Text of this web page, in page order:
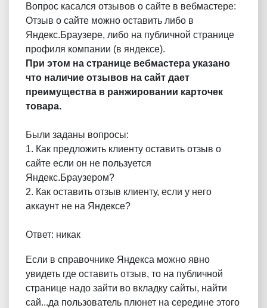
Вопрос касался отзывов о сайте в вебмастере:
Отзыв о сайте можно оставить либо в
Яндекс.Браузере, либо на публичной странице
профиля компании (в яндексе).
При этом на странице вебмастера указано
что наличие отзывов на сайт дает
преимущества в ранжировании карточек
товара.
Были заданы вопросы:
1. Как предложить клиенту оставить отзыв о
сайте если он не пользуется
Яндекс.Браузером?
2. Как оставить отзыв клиенту, если у него
аккаунт не на Яндексе?
Ответ: никак
Если в справочнике Яндекса можно явно
увидеть где оставить отзыв, то на публичной
странице надо зайти во вкладку сайты, найти
сай...да пользователь плюнет на середине этого